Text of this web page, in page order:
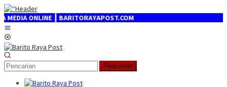
Loncat
ke
konten
ONLINE ┃ BARITORAYAPOST.COM
Pencarian